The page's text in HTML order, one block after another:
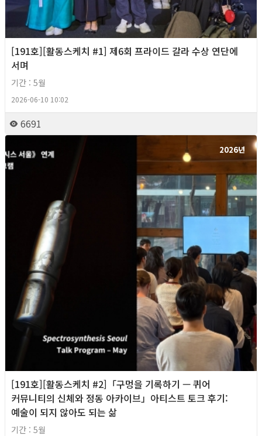
[191호][활동스케치 #1] 제6회 프라이드 갈라 수상 연단에
서며
기간 : 5월
2026-06-10 10:02
6691
2026년
[191호][활동스케치 #2]「구멍을 기록하기 — 퀴어
커뮤니티의 신체와 정동 아카이브」아티스트 토크 후기:
예술이 되지 않아도 되는 삶
기간 : 5월